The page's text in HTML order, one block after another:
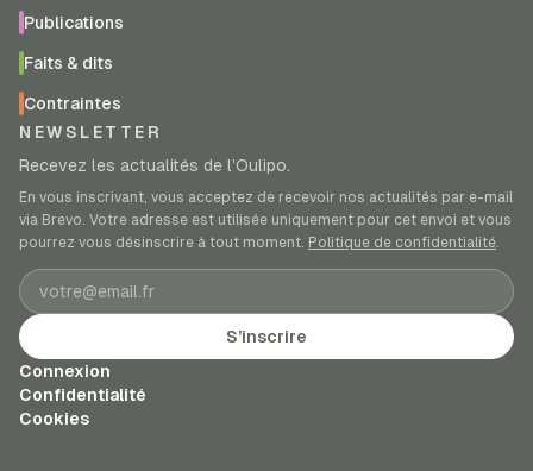
Publications
Faits & dits
Contraintes
NEWSLETTER
Recevez les actualités de l’Oulipo.
En vous inscrivant, vous acceptez de recevoir nos actualités par e-mail
via Brevo. Votre adresse est utilisée uniquement pour cet envoi et vous
pourrez vous désinscrire à tout moment. Politique de confidentialité.
Adresse e-mail
S’inscrire
Connexion
Confidentialité
Cookies